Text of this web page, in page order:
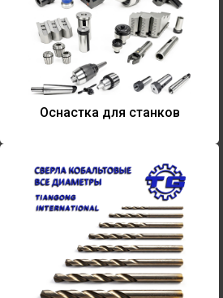
Оснастка для станков